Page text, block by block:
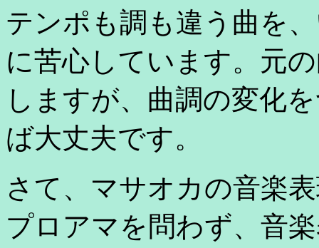
テンポも調も違う曲を
に苦心しています。元
しますが、曲調の変化
ば大丈夫です。
さて、マサオカの音楽
プロアマを問わず、音